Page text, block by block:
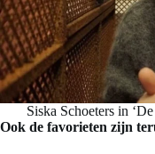
Siska Schoeters in
Ook de favorieten zijn